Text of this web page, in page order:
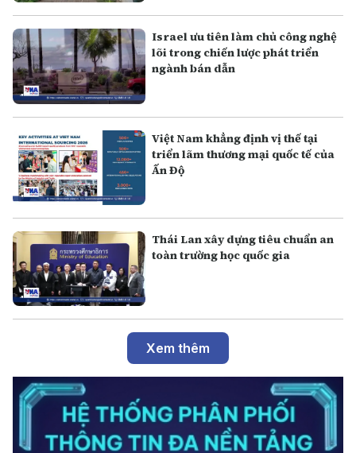
Israel ưu tiên làm chủ công nghệ
lõi trong chiến lược phát triển
ngành bán dẫn
Việt Nam khẳng định vị thế tại
triển lãm thương mại quốc tế của
Ấn Độ
Thái Lan xây dựng tiêu chuẩn an
toàn trường học quốc gia
Xem thêm